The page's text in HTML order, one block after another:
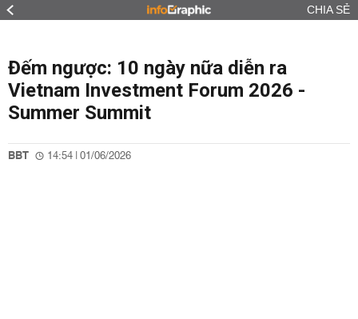
CHIA SẺ
Đếm ngược: 10 ngày nữa diễn ra
Vietnam Investment Forum 2026 -
Summer Summit
BBT 14:54 | 01/06/2026